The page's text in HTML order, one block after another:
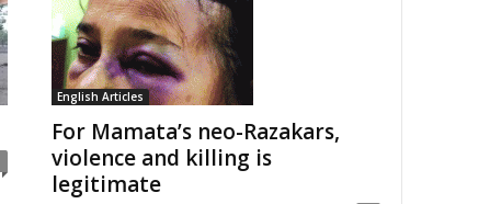
English Articles
For Mamata’s neo-Razakars,
violence and killing is
legitimate